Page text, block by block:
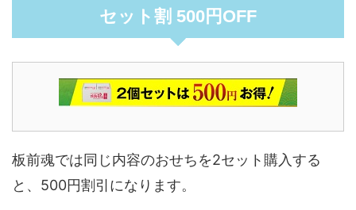
セット割 500円OFF
板前魂では同じ内容のおせちを2セット購入する
と、500円割引になります。